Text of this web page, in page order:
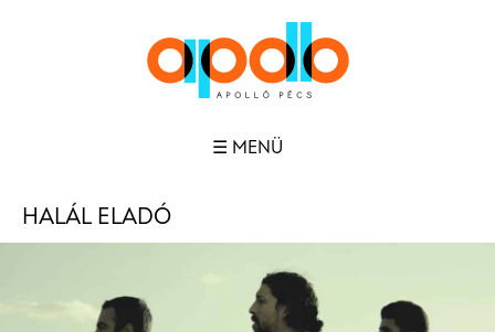
☰ MENÜ
HALÁL ELADÓ